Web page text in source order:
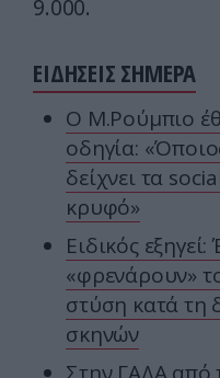
9.000.
ΕΙΔΗΣΕΙΣ ΣΗΜΕΡΑ
Ο Μ.Ρούμπιο
οδηγία:
δείχνει τα
κρυφό»
Ειδικός
«φρενάρουν»
στύση κατά τη
σκηνών